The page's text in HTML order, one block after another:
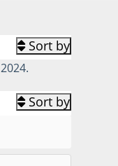
Sort by
2024.
Sort by